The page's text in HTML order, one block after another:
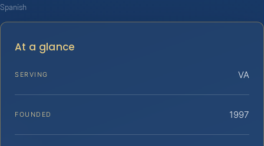
Spanish
At a glance
SERVING VA
FOUNDED 1997